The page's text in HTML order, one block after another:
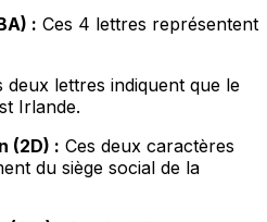
: Ces 4 lettres représentent
deux lettres indiquent que le
Irlande.
(2D) : Ces deux caractères
du siège social de la